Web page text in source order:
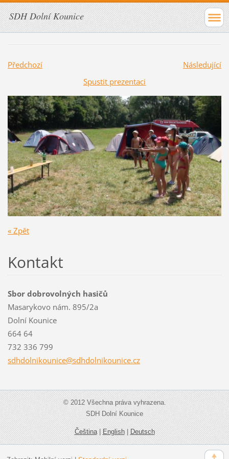
SDH Dolní Kounice
Předchozí
Následující
Spustit prezentaci
« Zpět
Kontakt
Sbor dobrovolných hasičů
Masarykovo nám. 895/2a
Dolní Kounice
664 64
732 336 799
sdhdolnikounice@sdhdolnikounice.cz
© 2012 Všechna práva vyhrazena.
SDH Dolní Kounice
Čeština|English|Deutsch